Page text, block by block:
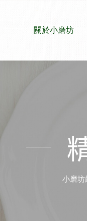
關於小磨坊
小磨坊